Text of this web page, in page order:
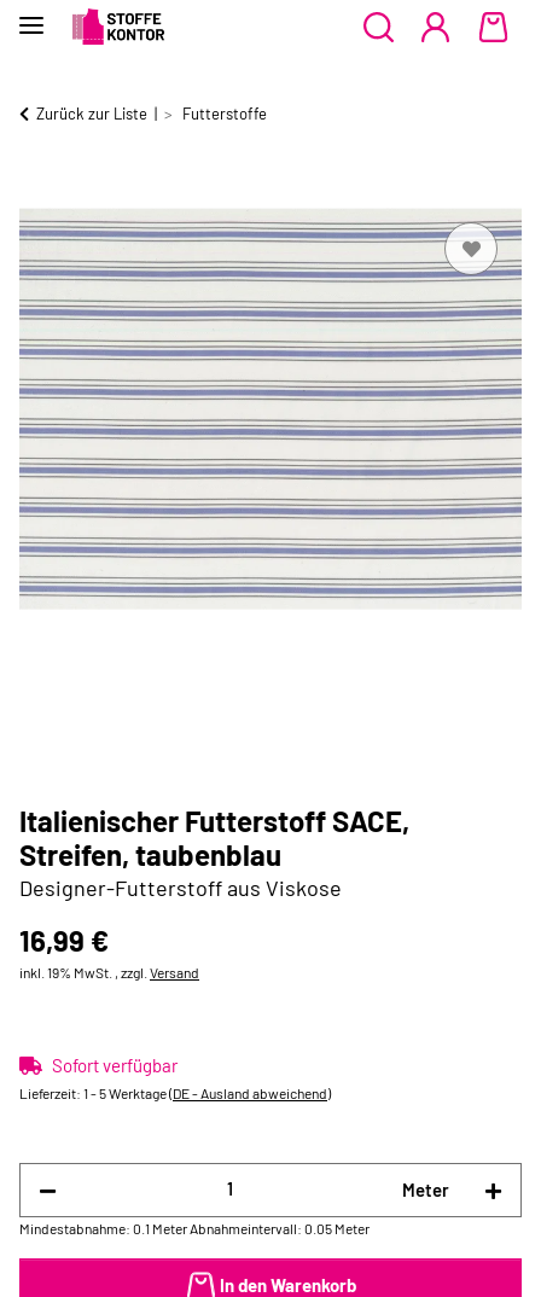
Zurück zur Liste Futterstoffe
Italienischer Futterstoff SACE,
Streifen, taubenblau
Designer-Futterstoff aus Viskose
16,99 €
inkl. 19% MwSt. , zzgl. Versand
Sofort verfügbar
Lieferzeit: 1 - 5 Werktage(DE - Ausland abweichend)
Meter
Mindestabnahme: 0.1 Meter Abnahmeintervall: 0.05 Meter
In den Warenkorb